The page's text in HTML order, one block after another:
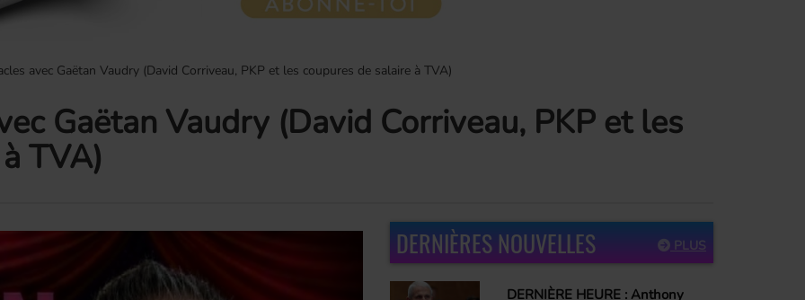
avec Gaëtan Vaudry (David Corriveau, PKP et les coupures de salaire à TVA)
Gaëtan Vaudry (David Corriveau, PKP et les
TVA)
PLUS
DERNIÈRES NOUVELLES
DERNIÈRE HEURE : Anthony